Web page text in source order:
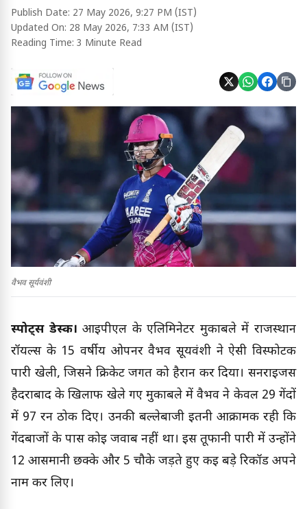
Publish Date: 27 May 2026, 9:27 PM (IST)
Updated On: 28 May 2026, 7:33 AM (IST)
Reading Time: 3 Minute Read
वैभव सूर्यवंशी
स्पोर्ट्स डेस्क। आईपीएल के एलिमिनेटर मुकाबले में राजस्थान
रॉयल्स के 15 वर्षीय ओपनर वैभव सूर्यवंशी ने ऐसी विस्फोटक
पारी खेली, जिसने क्रिकेट जगत को हैरान कर दिया। सनराइजर्स
हैदराबाद के खिलाफ खेले गए मुकाबले में वैभव ने केवल 29 गेंदों
में 97 रन ठोक दिए। उनकी बल्लेबाजी इतनी आक्रामक रही कि
गेंदबाजों के पास कोई जवाब नहीं था। इस तूफानी पारी में उन्होंने
12 आसमानी छक्के और 5 चौके जड़ते हुए कई बड़े रिकॉर्ड अपने
नाम कर लिए।